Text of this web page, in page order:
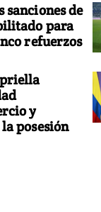
sanciones de
para
refuerzos
y
posesión